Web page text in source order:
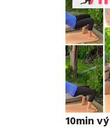
10min